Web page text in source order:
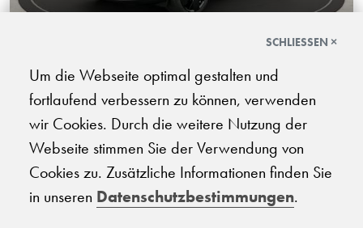
Volvo EX40 Twin Black Edition AWD
08.2026 | 100 km | 442 PS | Elektro | Automatik-Getriebe
67'940.-
SCHLIESSEN ×
Um die Webseite optimal gestalten und
fortlaufend verbessern zu können, verwenden
wir Cookies. Durch die weitere Nutzung der
Webseite stimmen Sie der Verwendung von
Cookies zu. Zusätzliche Informationen finden Sie
in unseren Datenschutzbestimmungen.